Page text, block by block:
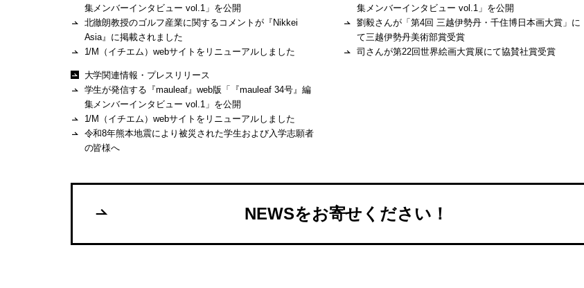
集メンバーインタビュー vol.1」を公開
北徹朗教授のゴルフ産業に関するコメントが『Nikkei
Asia』に掲載されました
1/M（イチエム）webサイトをリニューアルしました
大学関連情報・プレスリリース
学生が発信する『mauleaf』web版「『mauleaf 34号』編
集メンバーインタビュー vol.1」を公開
1/M（イチエム）webサイトをリニューアルしました
令和8年熊本地震により被災された学生および入学志願者
の皆様へ
集メンバーインタビュー vol.1」を公開
劉毅さんが「第4回 三越伊勢丹・千住博日本画大賞」に
て三越伊勢丹美術部賞受賞
司さんが第22回世界絵画大賞展にて協賛社賞受賞
NEWSをお寄せください！